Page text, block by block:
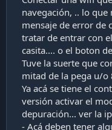
navegación, .. lo
mensaje de error de
tratar de entrar con
casita.... o el boton
Tuve la suerte que
mitad de la pega u/o
Ya acá se tiene el
versión activar el
depuración... ver la
- Acá deben tener